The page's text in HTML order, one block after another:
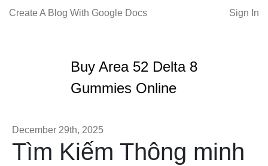
Create A Blog With Google Docs Sign In
Buy Area 52 Delta 8
Gummies Online
December 29th, 2025
Tìm Kiếm Thông minh